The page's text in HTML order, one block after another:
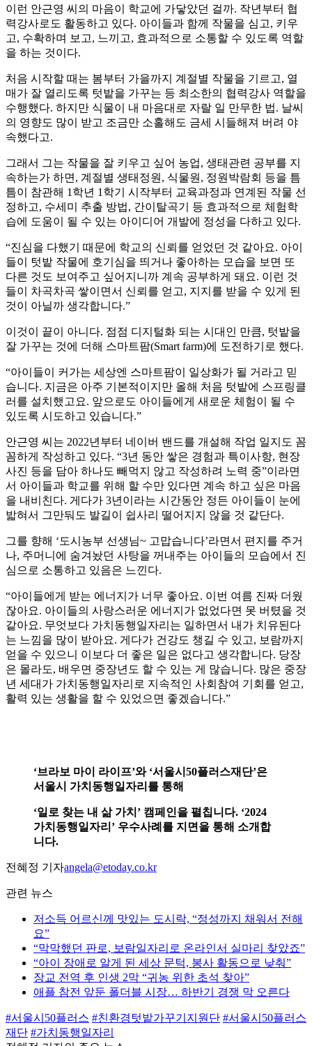
이런 안근영 씨의 마음이 학교에 가닿았던 걸까. 작년부터 협
력강사로도 활동하고 있다. 아이들과 함께 작물을 심고, 키우
고, 수확하며 보고, 느끼고, 효과적으로 소통할 수 있도록 역할
을 하는 것이다.
처음 시작할 때는 봄부터 가을까지 계절별 작물을 기르고, 열
매가 잘 열리도록 텃밭을 가꾸는 등 최소한의 협력강사 역할을
수행했다. 하지만 식물이 내 마음대로 자랄 일 만무한 법. 날씨
의 영향도 많이 받고 조금만 소홀해도 금세 시들해져 버려 야
속했다고.
그래서 그는 작물을 잘 키우고 싶어 농업, 생태관련 공부를 지
속하는가 하면, 계절별 생태정원, 식물원, 정원박람회 등을 틈
틈이 참관해 1학년 1학기 시작부터 교육과정과 연계된 작물 선
정하고, 수세미 추출 방법, 간이탈곡기 등 효과적으로 체험학
습에 도움이 될 수 있는 아이디어 개발에 정성을 다하고 있다.
“진심을 다했기 때문에 학교의 신뢰를 얻었던 것 같아요. 아이
들이 텃밭 작물에 호기심을 띄거나 좋아하는 모습을 보면 또
다른 것도 보여주고 싶어지니까 계속 공부하게 돼요. 이런 것
들이 차곡차곡 쌓이면서 신뢰를 얻고, 지지를 받을 수 있게 된
것이 아닐까 생각합니다.”
이것이 끝이 아니다. 점점 디지털화 되는 시대인 만큼, 텃밭을
잘 가꾸는 것에 더해 스마트팜(Smart farm)에 도전하기로 했다.
“아이들이 커가는 세상엔 스마트팜이 일상화가 될 거라고 믿
습니다. 지금은 아주 기본적이지만 올해 처음 텃밭에 스프링클
러를 설치했고요. 앞으로도 아이들에게 새로운 체험이 될 수
있도록 시도하고 있습니다.”
안근영 씨는 2022년부터 네이버 밴드를 개설해 작업 일지도 꼼
꼼하게 작성하고 있다. “3년 동안 쌓은 경험과 특이사항, 현장
사진 등을 담아 하나도 빼먹지 않고 작성하려 노력 중”이라면
서 아이들과 학교를 위해 할 수만 있다면 계속 하고 싶은 마음
을 내비친다. 게다가 3년이라는 시간동안 정든 아이들이 눈에
밟혀서 그만둬도 발길이 쉽사리 떨어지지 않을 것 같단다.
그를 향해 ʻ도시농부 선생님~ 고맙습니다’라면서 편지를 주거
나, 주머니에 숨겨놨던 사탕을 꺼내주는 아이들의 모습에서 진
심으로 소통하고 있음은 느낀다.
“아이들에게 받는 에너지가 너무 좋아요. 이번 여름 진짜 더웠
잖아요. 아이들의 사랑스러운 에너지가 없었다면 못 버텼을 것
같아요. 무엇보다 가치동행일자리는 일하면서 내가 치유된다
는 느낌을 많이 받아요. 게다가 건강도 챙길 수 있고, 보람까지
얻을 수 있으니 이보다 더 좋은 일은 없다고 생각합니다. 당장
은 몰라도, 배우면 중장년도 할 수 있는 게 많습니다. 많은 중장
년 세대가 가치동행일자리로 지속적인 사회참여 기회를 얻고,
활력 있는 생활을 할 수 있었으면 좋겠습니다.”
‘브라보 마이 라이프’와 ‘서울시50플러스재단’은
서울시 가치동행일자리를 통해
‘일로 찾는 내 삶 가치’ 캠페인을 펼칩니다. ‘2024
가치동행일자리’ 우수사례를 지면을 통해 소개합
니다.
전혜정 기자angela@etoday.co.kr
관련 뉴스
저소득 어르신께 맛있는 도시락, “정성까지 채워서 전해
요”
“막막했던 판로, 보람일자리로 온라인서 실마리 찾았죠”
“아이 장애로 알게 된 세상 문턱, 봉사 활동으로 낮춰”
장교 전역 후 인생 2막 “귀농 위한 초석 찾아”
애플 참전 앞둔 폴더블 시장… 하반기 경쟁 막 오른다
#서울시50플러스 #친환경텃밭가꾸기지원단 #서울시50플러스
재단 #가치동행일자리